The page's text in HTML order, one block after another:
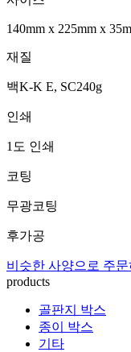
140mm x 225mm x
재질
백K-K E, SC240g
인쇄
1도 인쇄
코팅
무광코팅
후가공
비슷한 사양으로 주문
products
골판지 박스
종이 박스
기타